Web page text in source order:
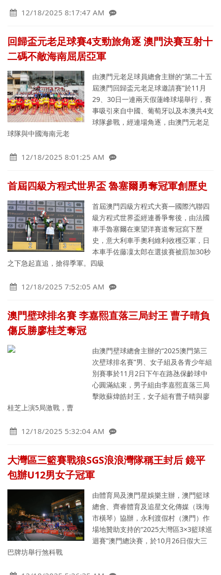
12/18/2025 8:17:47 AM
回歸盃元老足球賽4支勁旅角逐 澳門決賽互射十
二碼不敵海南屈居亞軍
由澳門元老足球員總會主辦的“第二十五
屆澳門回歸盃元老足球邀請賽”於11月
29、30日一連兩天假蓮峰球場舉行，賽
事吸引來自中國、葡萄牙以及本澳共4支
球隊參戰，經連場角逐，由澳門元老足
球隊與中國海南元老
12/18/2025 8:01:25 AM
首屆四級方程式世界盃 魯塞爾勇奪冠軍創歷史
首屆澳門四級方程式大賽—國際汽聯四
級方程式世界盃經連番爭奪後，由法國
車手魯塞爾在東望洋賽道奪冠寫下歷
史，意大利車手奧利維利收穫亞軍，日
本車手佐藤凜太郎在選拔賽被罰加30秒
之下急起直追，搶得季軍。四級
12/18/2025 7:52:05 AM
澳門壁球排名賽 李嘉熙直落三局封王 曹子晴負
傷反勝廖桂芝奪冠
由澳門壁球總會主辦的“2025澳門第三
次壁球排名賽”男、女子組及各青少年組
別賽事於11月2日下午在路氹保齡球中
心圓滿結束，男子組由李嘉熙直落三局
擊敗蘇煒皓封王，女子組有曹子晴與廖
桂芝上演5局激戰，曹
12/18/2025 5:32:04 AM
大灣區三籃賽戰狼SGS浪浪灣隊稱王封后 鏡平
包辦U12男女子冠軍
由體育局及澳門星娛樂主辦，澳門籃球
總會、齊睿體育及追星文化傳媒（珠海
市橫琴）協辦，永利渡假村（澳門）作
場地贊助支持的“2025大灣區3×3籃球巡
迴賽”澳門總決賽，於10月26日假大三
巴牌坊舉行煞科戰